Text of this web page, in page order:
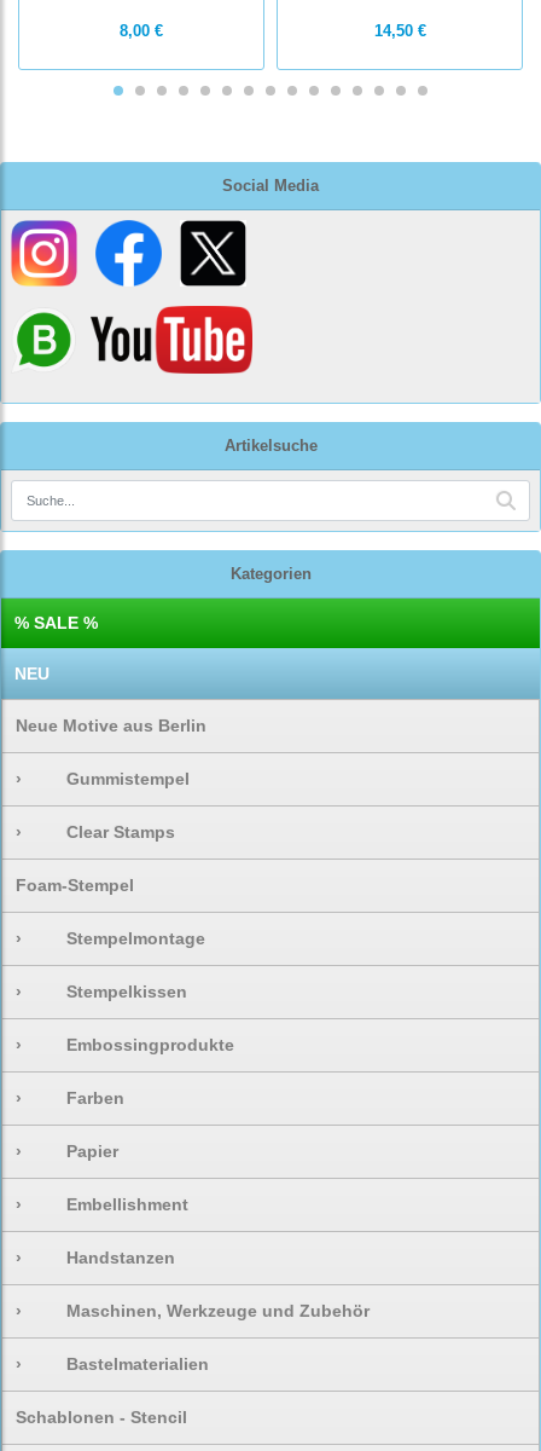
Social Media
Artikelsuche
Kategorien
% SALE %
NEU
Neue Motive aus Berlin
› Gummistempel
› Clear Stamps
Foam-Stempel
› Stempelmontage
› Stempelkissen
› Embossingprodukte
› Farben
› Papier
› Embellishment
› Handstanzen
› Maschinen, Werkzeuge und Zubehör
› Bastelmaterialien
Schablonen - Stencil
8,00 € 14,50 €